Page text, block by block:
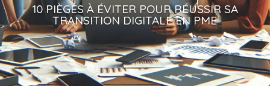
10 PIÈGES À ÉVITER POUR RÉUSSIR SA
TRANSITION DIGITALE EN PME